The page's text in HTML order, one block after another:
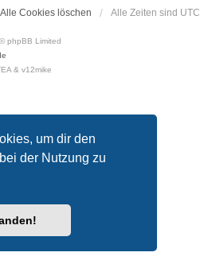
um dir den
der Nutzung zu
Alle Cookies löschen Alle Zeiten sind UTC
phpBB Limited
& v12mike